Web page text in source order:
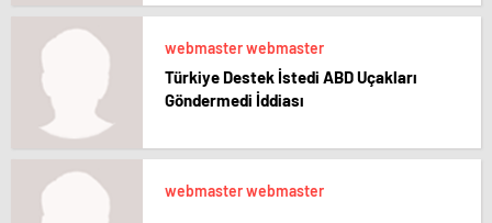
webmaster webmaster
Türkiye Destek İstedi ABD Uçakları
Göndermedi İddiası
webmaster webmaster